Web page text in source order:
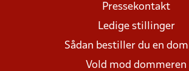
Pressekontakt
Ledige stillinger
Sådan bestiller du en
Vold mod dommeren